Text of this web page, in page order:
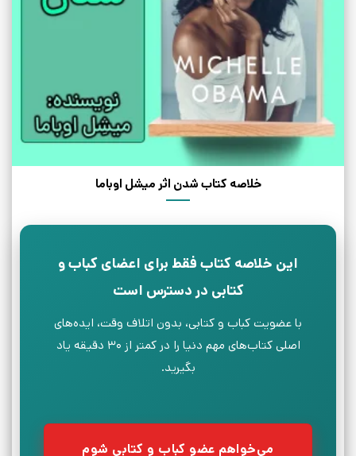
خلاصه کتاب شدن اثر میشل اوباما
این خلاصه کتاب فقط برای اعضای کباب و
کتابی در دسترس است
با عضویت کباب و کتابی، بدون اتلاف وقت، ایده‌های
اصلی کتاب‌های مهم دنیا را در کمتر از ۳۰ دقیقه یاد
بگیرید.
می‌خواهم عضو کباب و کتابی شوم